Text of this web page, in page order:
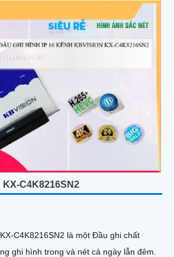
C4K8216SN2
C4K8216SN2 là một Đầu ghi chất
ghi hình trong và nét cả ngày lẫn đêm.